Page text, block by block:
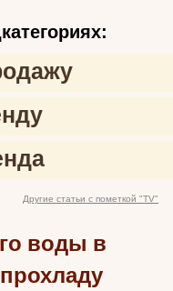
Другие статьи с пометкой "TV"
воды в